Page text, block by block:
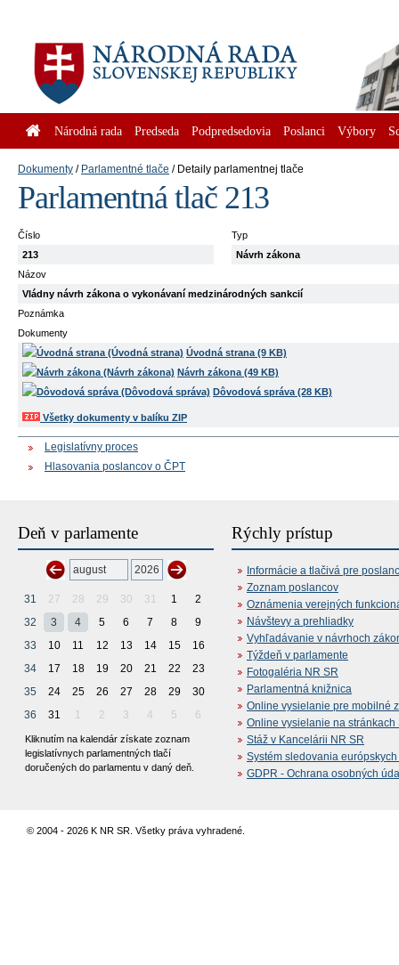
Národná rada Predseda Podpredsedovia Poslanci Výbory
Dokumenty Parlamentné tlače Detaily parlamentnej tlače
Parlamentná tlač 213
Číslo
213
Typ
Návrh zákona
Názov
Vládny návrh zákona o vykonávaní medzinárodných sankcií
Poznámka
Dokumenty
Úvodná strana (9 KB)
Návrh zákona (49 KB)
Dôvodová správa (28 KB)
Všetky dokumenty v balíku ZIP
Legislatívny proces
Hlasovania poslancov o ČPT
Deň v parlamente
31 27 28 29 30 31 1
2
32
3 4 5 6 7 8
9
33
10 11 12 13 14 15
16
34
17 18 19 20 21 22
23
35
24 25 26 27 28 29
30
36
31 1 2 3 4 5 6
Kliknutím na kalendár získate zoznam
legislatívnych parlamentných tlačí
doručených do parlamentu v daný deň.
Rýchly prístup
Informácie a tlačivá pre
Zoznam poslancov
Oznámenia verejných
Návštevy a prehliadky
Vyhľadávanie v návrhoch
Týždeň v parlamente
Fotogaléria NR SR
Parlamentná knižnica
Online vysielanie pre mobilné
Online vysielanie na stránkach
Stáž v Kancelárii NR SR
Systém sledovania
GDPR - Ochrana osobných
© 2004 - 2026 K NR SR. Všetky práva vyhradené.